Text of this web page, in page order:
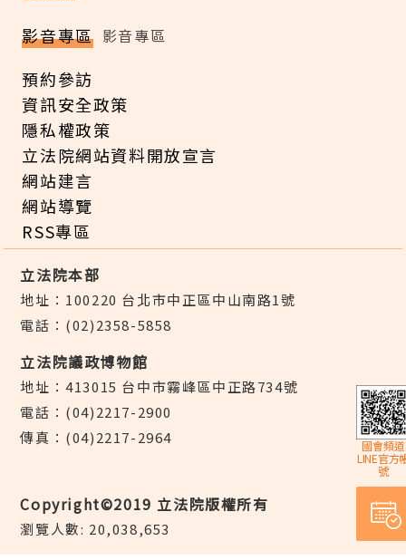
影音專區 影音專區
預約參訪
資訊安全政策
隱私權政策
立法院網站資料開放宣言
網站建言
網站導覽
RSS專區
立法院本部
地址：100220 台北市中正區中山南路1號
電話：(02)2358-5858
立法院議政博物館
地址：413015 台中市霧峰區中正路734號
電話：(04)2217-2900
傳真：(04)2217-2964
Copyright©2019 立法院版權所有
瀏覽人數: 20,038,653
國會頻道
LINE官方
號